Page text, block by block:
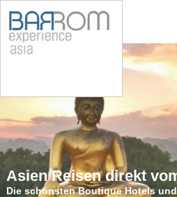
Asien Reisen direkt
Die schönsten Boutique Hotels
Die schönsten
Tauchen Sie ein in den